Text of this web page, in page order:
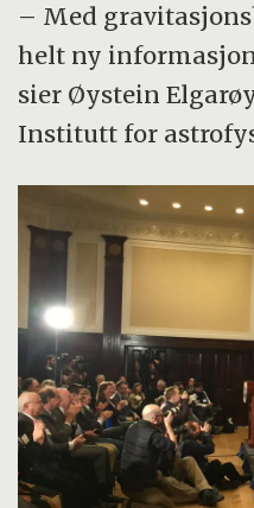
– Med
helt ny
sier Øystein
Institutt for